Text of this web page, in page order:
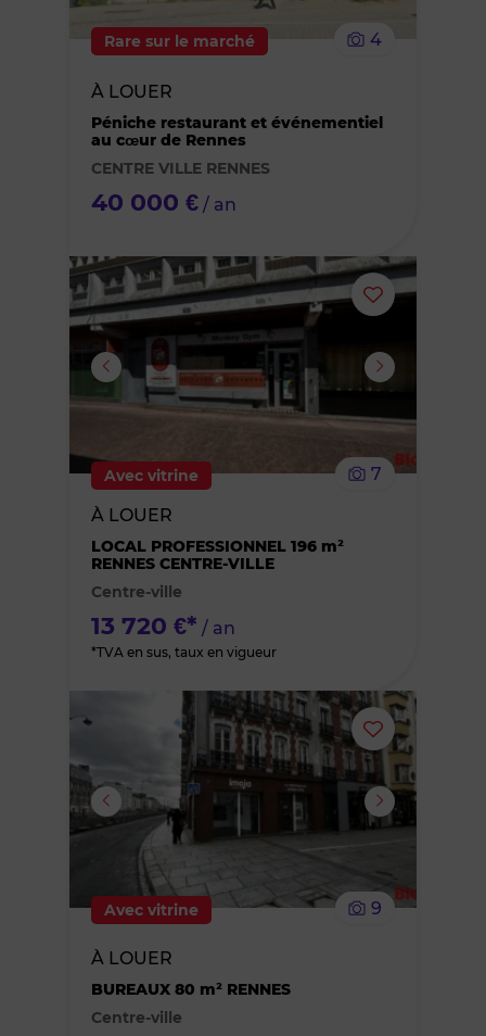
des
Rare sur le marché 4
À LOUER
Péniche restaurant et événementiel
au cœur de Rennes
CENTRE VILLE RENNES
40 000 € / an
Ajouter
ou
supprimer
Avec vitrine
7
À LOUER
LOCAL PROFESSIONNEL 196 m²
RENNES CENTRE-VILLE
Centre-ville
13 720 €* / an
*TVA en sus, taux en vigueur
Ajouter
ou
supprimer
Avec vitrine 9
À LOUER
BUREAUX 80 m² RENNES
Centre-ville